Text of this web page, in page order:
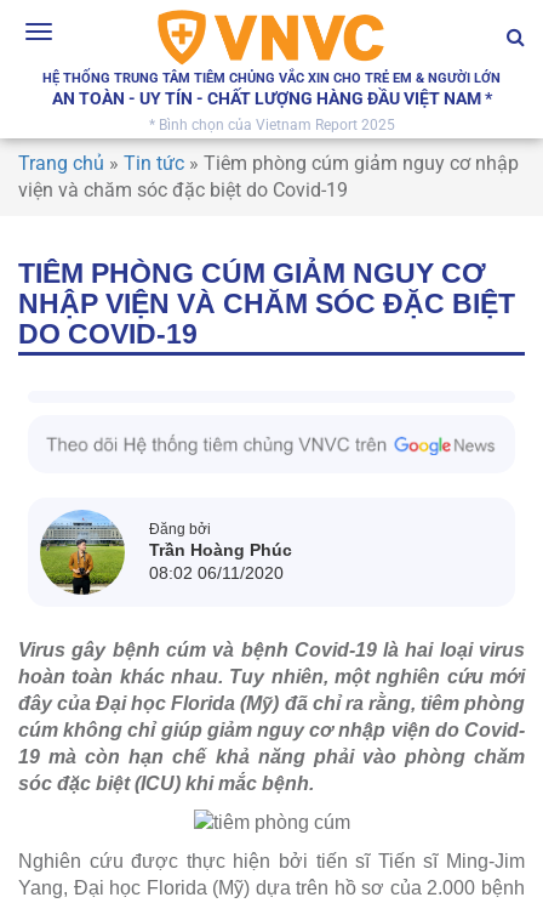
Toggle
HỆ THỐNG TRUNG TÂM TIÊM CHỦNG VẮC XIN CHO TRẺ EM & NGƯỜI LỚN
AN TOÀN - UY TÍN - CHẤT LƯỢNG HÀNG ĐẦU VIỆT NAM *
* Bình chọn của Vietnam Report 2025
Trang chủ » Tin tức » Tiêm phòng cúm giảm nguy cơ nhập
viện và chăm sóc đặc biệt do Covid-19
TIÊM PHÒNG CÚM GIẢM NGUY CƠ
NHẬP VIỆN VÀ CHĂM SÓC ĐẶC BIỆT
DO COVID-19
Đăng bởi
Trần Hoàng Phúc
08:02 06/11/2020
Virus gây bệnh cúm và bệnh Covid-19 là hai loại virus
hoàn toàn khác nhau. Tuy nhiên, một nghiên cứu mới
đây của Đại học Florida (Mỹ) đã chỉ ra rằng, tiêm phòng
cúm không chỉ giúp giảm nguy cơ nhập viện do Covid-
19 mà còn hạn chế khả năng phải vào phòng chăm
sóc đặc biệt (ICU) khi mắc bệnh.
Nghiên cứu được thực hiện bởi tiến sĩ Tiến sĩ Ming-Jim
Yang, Đại học Florida (Mỹ) dựa trên hồ sơ của 2.000 bệnh